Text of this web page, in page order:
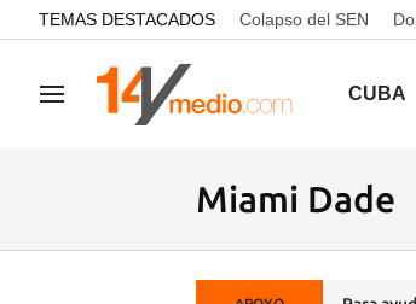
common.go-to-content
TEMAS DESTACADOS Colapso del SEN
Navegación CUBA
Miami Dade